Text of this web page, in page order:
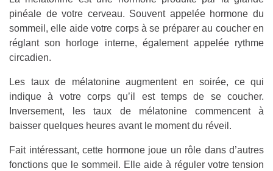
pinéale de votre cerveau. Souvent appelée hormone du
sommeil, elle aide votre corps à se préparer au coucher en
réglant son horloge interne, également appelée rythme
circadien.
Les taux de mélatonine augmentent en soirée, ce qui
indique à votre corps qu’il est temps de se coucher.
Inversement, les taux de mélatonine commencent à
baisser quelques heures avant le moment du réveil.
Fait intéressant, cette hormone joue un rôle dans d’autres
fonctions que le sommeil. Elle aide à réguler votre tension